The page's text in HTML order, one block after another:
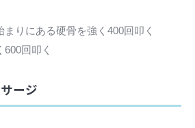
まりにある硬骨を強く400回叩く
600回叩く
ージ